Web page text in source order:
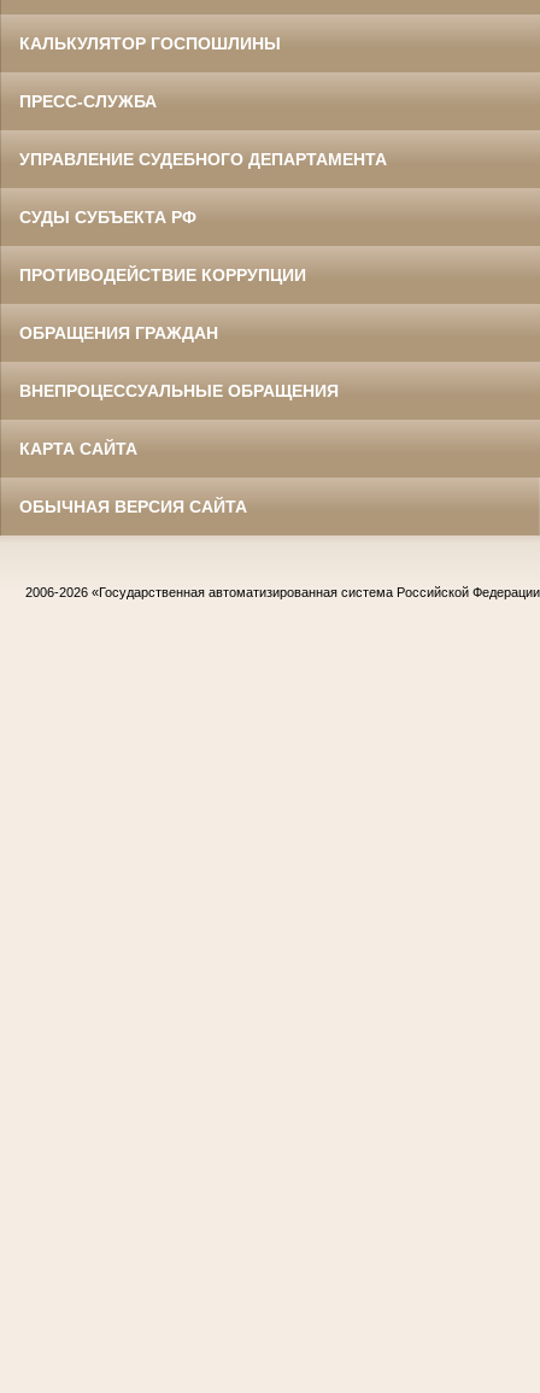
КАЛЬКУЛЯТОР ГОСПОШЛИНЫ
ПРЕСС-СЛУЖБА
УПРАВЛЕНИЕ СУДЕБНОГО ДЕПАРТАМЕНТА
СУДЫ СУБЪЕКТА РФ
ПРОТИВОДЕЙСТВИЕ КОРРУПЦИИ
ОБРАЩЕНИЯ ГРАЖДАН
ВНЕПРОЦЕССУАЛЬНЫЕ ОБРАЩЕНИЯ
КАРТА САЙТА
ОБЫЧНАЯ ВЕРСИЯ САЙТА
2006-2026 «Государственная автоматизированная система Российской